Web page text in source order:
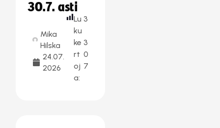
30.7. asti
Mika
Hilska
24.07.
2026
Lu
ku
ke
rt
oj
a:
3
3
0
7